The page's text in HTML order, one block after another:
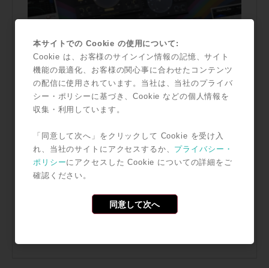
本サイトでの Cookie の使用について:
Cookie は、お客様のサインイン情報の記憶、サイト
機能の最適化、お客様の関心事に合わせたコンテンツ
の配信に使用されています。当社は、当社のプライバ
シー・ポリシーに基づき、Cookie などの個人情報を
収集・利用しています。
「同意して次へ」をクリックして Cookie を受け入
れ、当社のサイトにアクセスするか、 プライバシー・
ポリシーにアクセスした Cookie についての詳細をご
確認ください。
同意して次へ